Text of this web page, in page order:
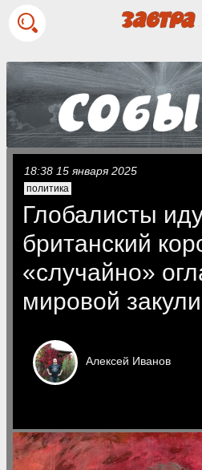
18:38 15 января 2025
политика
Глобалисты
британский
«случайно»
мировой
Алексей Иванов